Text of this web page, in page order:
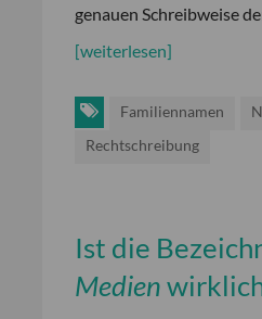
genauen Schreibweise
[weiterlesen]
Familiennamen
Rechtschreibung
Ist die
Medien